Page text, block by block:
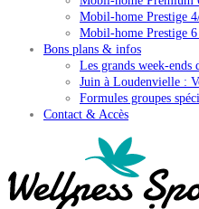
Mobil-home Prestige
Mobil-home Prestige 6
Bons plans & infos
Les grands week-
Juin à Loudenvielle :
Formules groupes
Contact & Accès